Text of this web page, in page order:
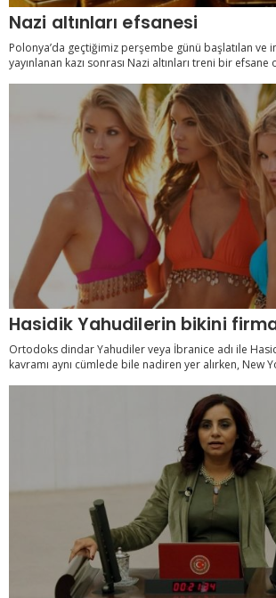
Nazi altınları efsanesi
Polonya’da geçtiğimiz perşembe günü başlatılan ve
yayınlanan kazı sonrası Nazi altınları treni bir efsane
Hasidik Yahudilerin bikini
Ortodoks dindar Yahudiler veya İbranice adı ile
kavramı aynı cümlede bile nadiren yer alırken, New